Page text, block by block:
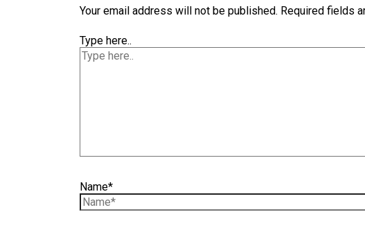
Your email address will not be published. Required fields
Type here..
Name*